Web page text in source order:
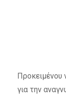
για την